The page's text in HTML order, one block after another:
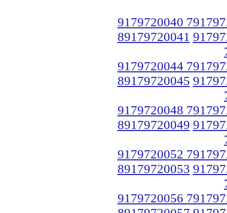
9179720040
89179720041
9179720044
89179720045
9179720048
89179720049
9179720052
89179720053
9179720056